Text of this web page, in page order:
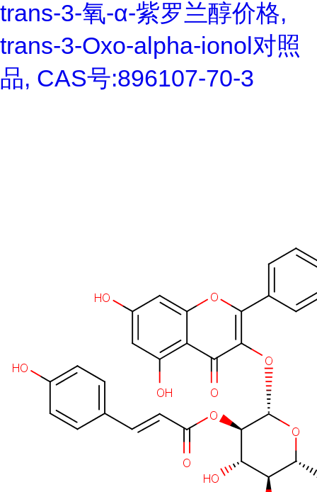
trans-3-氧-α-紫罗兰醇价格,
trans-3-Oxo-alpha-ionol对照
品, CAS号:896107-70-3